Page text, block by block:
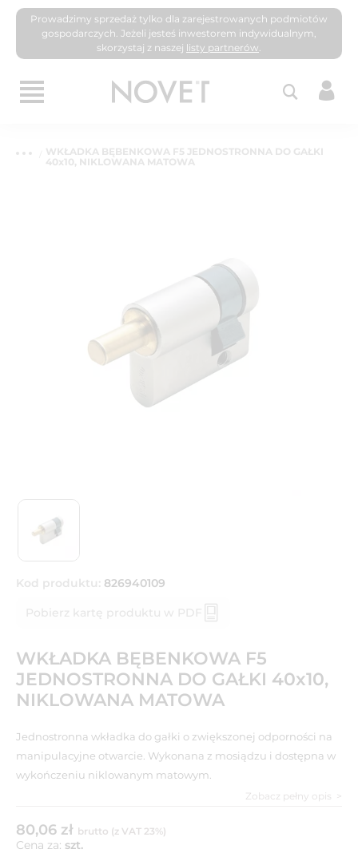
Prowadzimy sprzedaż tylko dla zarejestrowanych podmiotów
gospodarczych. Jeżeli jesteś inwestorem indywidualnym,
skorzystaj z naszej listy partnerów.
WKŁADKA BĘBENKOWA F5 JEDNOSTRONNA DO GAŁKI
40x10, NIKLOWANA MATOWA
Kod produktu: 826940109
Pobierz kartę produktu w PDF
WKŁADKA BĘBENKOWA F5
JEDNOSTRONNA DO GAŁKI 40x10,
NIKLOWANA MATOWA
Jednostronna wkładka do gałki o zwiększonej odporności na
manipulacyjne otwarcie. Wykonana z mosiądzu i dostępna w
wykończeniu niklowanym matowym.
Zobacz pełny opis
80,06 zł brutto (z VAT 23%)
Cena za: szt.